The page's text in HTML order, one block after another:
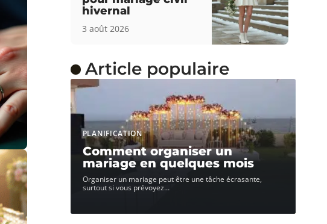
hivernal
3 août 2026
Article populaire
PLANIFICATION
Comment organiser un
mariage en quelques mois
Organiser un mariage peut être une tâche écrasante,
surtout si vous prévoyez…